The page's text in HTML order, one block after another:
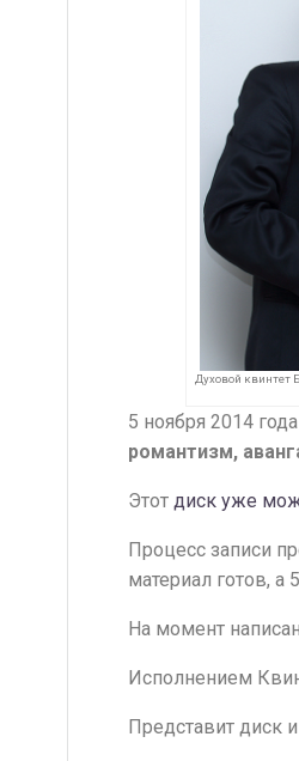
Духовой квинтет
5 ноября 2014
романтизм,
Этот диск уже
Процесс записи
материал готов,
На момент
Исполнением
Представит диск